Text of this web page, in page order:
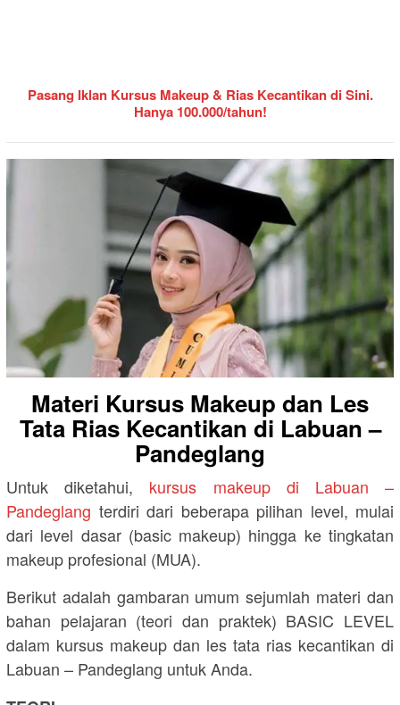
Pasang Iklan Kursus Makeup & Rias Kecantikan di Sini.
Hanya 100.000/tahun!
Materi Kursus Makeup dan Les
Tata Rias Kecantikan di Labuan –
Pandeglang
Untuk diketahui, kursus makeup di Labuan –
Pandeglang terdiri dari beberapa pilihan level, mulai
dari level dasar (basic makeup) hingga ke tingkatan
makeup profesional (MUA).
Berikut adalah gambaran umum sejumlah materi dan
bahan pelajaran (teori dan praktek) BASIC LEVEL
dalam kursus makeup dan les tata rias kecantikan di
Labuan – Pandeglang untuk Anda.